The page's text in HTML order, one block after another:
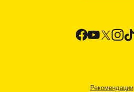
Рекомендации